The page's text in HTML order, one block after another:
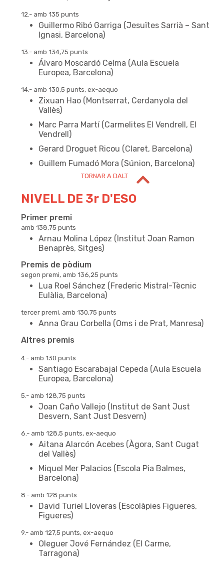
12.- amb 135 punts
Guillermo Ribó Garriga (Jesuïtes Sarrià – Sant
Ignasi, Barcelona)
13.- amb 134,75 punts
Álvaro Moscardó Celma (Aula Escuela
Europea, Barcelona)
14.- amb 130,5 punts, ex-aequo
Zixuan Hao (Montserrat, Cerdanyola del
Vallès)
Marc Parra Martí (Carmelites El Vendrell, El
Vendrell)
Gerard Droguet Ricou (Claret, Barcelona)
Guillem Fumadó Mora (Súnion, Barcelona)
TORNAR A DALT
NIVELL DE 3r D'ESO
NIVELL DE 3r D'ESO
Primer premi
amb 138,75 punts
Arnau Molina López (Institut Joan Ramon
Benaprès, Sitges)
Premis de pòdium
segon premi, amb 136,25 punts
Lua Roel Sánchez (Frederic Mistral-Tècnic
Eulàlia, Barcelona)
tercer premi, amb 130,75 punts
Anna Grau Corbella (Oms i de Prat, Manresa)
Altres premis
4.- amb 130 punts
Santiago Escarabajal Cepeda (Aula Escuela
Europea, Barcelona)
5.- amb 128,75 punts
Joan Caño Vallejo (Institut de Sant Just
Desvern, Sant Just Desvern)
6.- amb 128,5 punts, ex-aequo
Aitana Alarcón Acebes (Àgora, Sant Cugat
del Vallès)
Miquel Mer Palacios (Escola Pia Balmes,
Barcelona)
8.- amb 128 punts
David Turiel Lloveras (Escolàpies Figueres,
Figueres)
9.- amb 127,5 punts, ex-aequo
Oleguer Jové Fernández (El Carme,
Tarragona)